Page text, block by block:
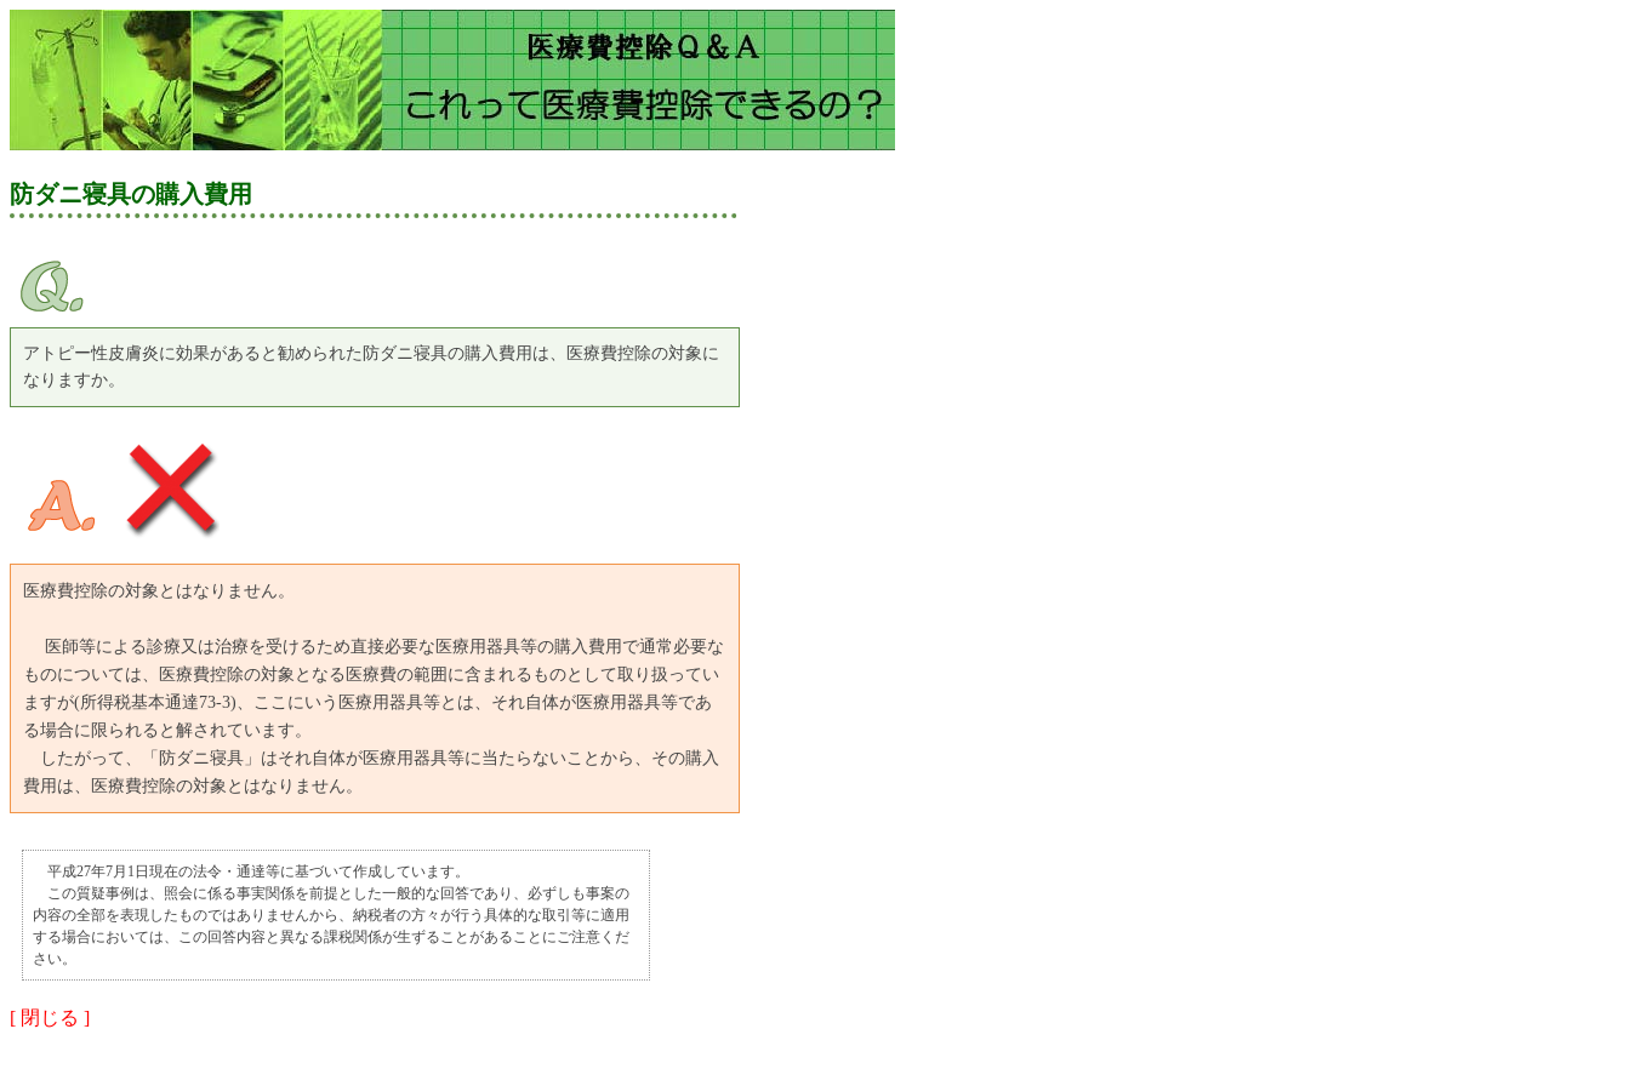
防ダニ寝具の購入費用
アトピー性皮膚炎に効果があると勧められた防ダニ寝具の購入費用は、医療費控除の対象に
なりますか。
医療費控除の対象とはなりません。
医師等による診療又は治療を受けるため直接必要な医療用器具等の購入費用で通常必要な
ものについては、医療費控除の対象となる医療費の範囲に含まれるものとして取り扱ってい
ますが(所得税基本通達73-3)、ここにいう医療用器具等とは、それ自体が医療用器具等であ
る場合に限られると解されています。
したがって、「防ダニ寝具」はそれ自体が医療用器具等に当たらないことから、その購入
費用は、医療費控除の対象とはなりません。
平成27年7月1日現在の法令・通達等に基づいて作成しています。
この質疑事例は、照会に係る事実関係を前提とした一般的な回答であり、必ずしも事案の
内容の全部を表現したものではありませんから、納税者の方々が行う具体的な取引等に適用
する場合においては、この回答内容と異なる課税関係が生ずることがあることにご注意くだ
さい。
[ 閉じる ]